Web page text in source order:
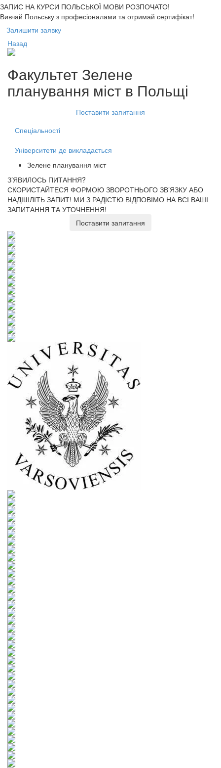
ЗАПИС НА КУРСИ ПОЛЬСЬКОЇ МОВИ РОЗПОЧАТО!
Вивчай Польську з професіоналами та отримай сертифікат!
Залишити заявку
Назад
Факультет Зелене
планування міст в Польщі
Поставити запитання
Спеціальності
Університети де викладається
Зелене планування міст
З’ЯВИЛОСЬ ПИТАННЯ?
СКОРИСТАЙТЕСЯ ФОРМОЮ ЗВОРОТНЬОГО ЗВ’ЯЗКУ АБО
НАДІШЛІТЬ ЗАПИТ! МИ З РАДІСТЮ ВІДПОВІМО НА ВСІ ВАШІ
ЗАПИТАННЯ ТА УТОЧНЕННЯ!
Поставити запитання